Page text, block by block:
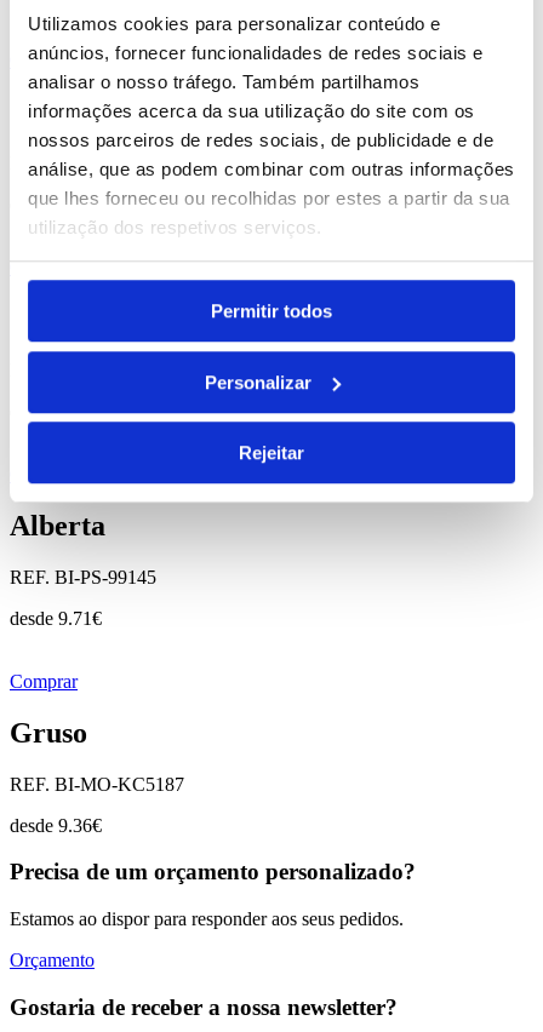
Utilizamos cookies para personalizar conteúdo e
anúncios, fornecer funcionalidades de redes sociais e
analisar o nosso tráfego. Também partilhamos
informações acerca da sua utilização do site com os
nossos parceiros de redes sociais, de publicidade e de
análise, que as podem combinar com outras informações
que lhes forneceu ou recolhidas por estes a partir da sua
utilização dos respetivos serviços.
Permitir todos
Personalizar
Rejeitar
Comprar
Jason
REF. BI-PS-99011
desde 1.77€
Comprar
desde 9.71€
Alberta
REF. BI-PS-99145
desde 9.71€
Comprar
Gruso
REF. BI-MO-KC5187
desde 9.36€
Precisa de um orçamento personalizado?
Estamos ao dispor para responder aos seus pedidos.
Orçamento
Gostaria de receber a nossa newsletter?